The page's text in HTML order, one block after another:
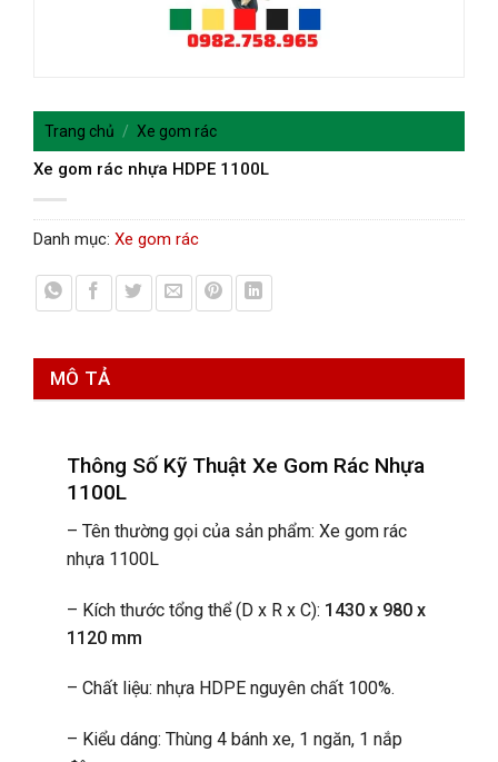
Trang chủ / Xe gom rác
Xe gom rác nhựa HDPE 1100L
Danh mục: Xe gom rác
MÔ TẢ
Thông Số Kỹ Thuật Xe Gom Rác Nhựa
1100L
– Tên thường gọi của sản phẩm: Xe gom rác
nhựa 1100L
– Kích thước tổng thể (D x R x C): 1430 x 980 x
1120 mm
– Chất liệu: nhựa HDPE nguyên chất 100%.
– Kiểu dáng: Thùng 4 bánh xe, 1 ngăn, 1 nắp